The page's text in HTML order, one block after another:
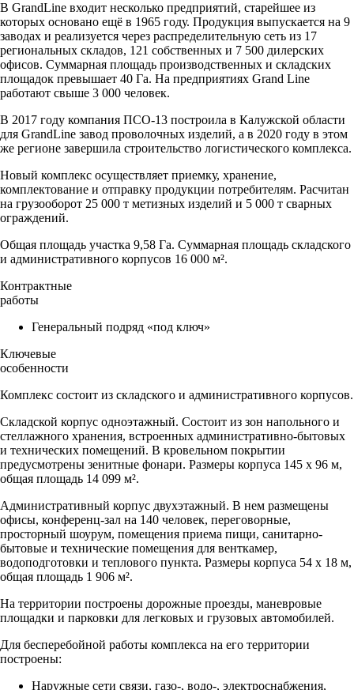
В GrandLine входит несколько предприятий, старейшее из
которых основано ещё в 1965 году. Продукция выпускается на 9
заводах и реализуется через распределительную сеть из 17
региональных складов, 121 собственных и 7 500 дилерских
офисов. Суммарная площадь производственных и складских
площадок превышает 40 Га. На предприятиях Grand Line
работают свыше 3 000 человек.
В 2017 году компания ПСО-13 построила в Калужской области
для GrandLine завод проволочных изделий, а в 2020 году в этом
же регионе завершила строительство логистического комплекса.
Новый комплекс осуществляет приемку, хранение,
комплектование и отправку продукции потребителям. Расчитан
на грузооборот 25 000 т метизных изделий и 5 000 т сварных
ограждений.
Общая площадь участка 9,58 Га. Суммарная площадь складского
и административного корпусов 16 000 м².
Контрактные
работы
Генеральный подряд «под ключ»
Ключевые
особенности
Комплекс состоит из складского и административного корпусов.
Складской корпус одноэтажный. Состоит из зон напольного и
стеллажного хранения, встроенных административно-бытовых
и технических помещений. В кровельном покрытии
предусмотрены зенитные фонари. Размеры корпуса 145 х 96 м,
общая площадь 14 099 м².
Административный корпус двухэтажный. В нем размещены
офисы, конференц-зал на 140 человек, переговорные,
просторный шоурум, помещения приема пищи, санитарно-
бытовые и технические помещения для венткамер,
водоподготовки и теплового пункта. Размеры корпуса 54 х 18 м,
общая площадь 1 906 м².
На территории построены дорожные проезды, маневровые
площадки и парковки для легковых и грузовых автомобилей.
Для бесперебойной работы комплекса на его территории
построены:
Наружные сети связи, газо-, водо-, электроснабжения,